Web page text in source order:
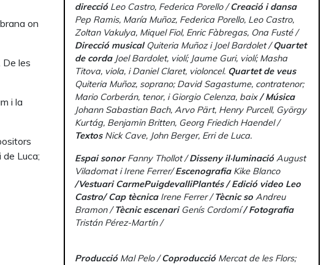
on
De les
i la
Luca;
direccióLeo Castro, Federica Porello /Creació i dansa
Pep Ramis, María Muñoz, Federica Porello, Leo Castro,
Zoltan Vakulya, Miquel Fiol, Enric Fàbregas, Ona Fusté /
Direcció musicalQuiteria Muñoz i Joel Bardolet /Quartet
de corda Joel Bardolet, violí; Jaume Guri, violí; Masha
Titova, viola, i Daniel Claret, violoncel. Quartet de veus
Quiteria Muñoz, soprano; David Sagastume, contratenor;
Mario Corberán, tenor, i Giorgio Celenza, baix/Música
Johann Sabastian Bach, Arvo Pärt, Henry Purcell, György
Kurtág, Benjamin Britten, Georg Friedich Haendel /
TextosNick Cave, John Berger, Erri de Luca.
Espai sonorFanny Thollot /Disseny il·luminacióAugust
Viladomat i Irene Ferrer/EscenografiaKike Blanco
/Vestuari CarmePuigdevalliPlantés / Edició video Leo
Castro/Cap tècnicaIrene Ferrer /Tècnic so Andreu
Bramon /Tècnic escenari Genís Cordomí/ Fotografia
Tristán Pérez-Martín /
ProduccióMal Pelo /CoproduccióMercat de les Flors;